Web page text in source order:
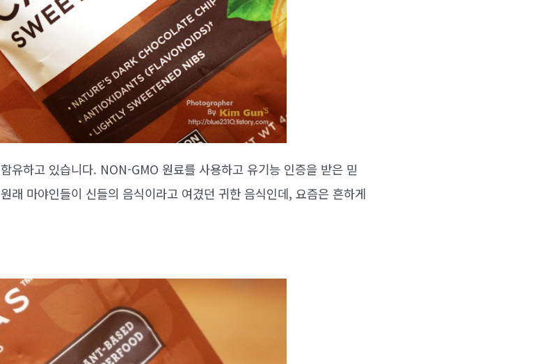
유하고 있습니다. NON-GMO 원료를 사용하고 유기능 인증을 받은 믿
래 마야인들이 신들의 음식이라고 여겼던 귀한 음식인데, 요즘은 흔하게